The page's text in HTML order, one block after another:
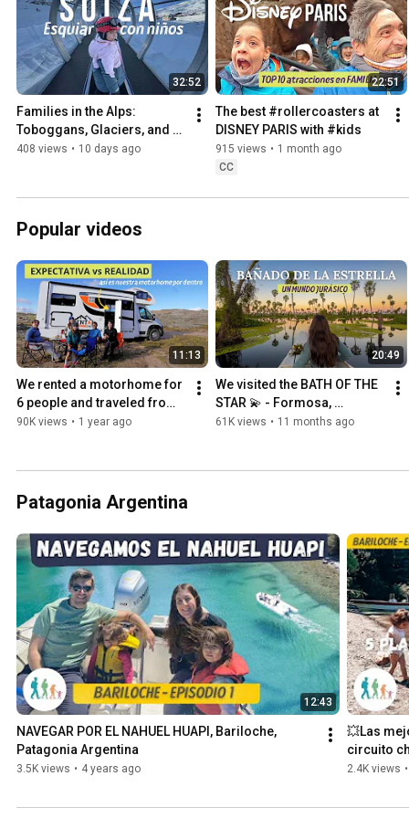
32:52
Families in the Alps:
Toboggans, Glaciers, and
the Scariest Peak Walk
408 views • 10 days ago
22:51
The best #rollercoasters at
DISNEY PARIS with #kids
915 views • 1 month ago
CC
Popular videos
11:13
We rented a motorhome for
6 people and traveled from
Buenos Aires to Córdoba.
90K views • 1 year ago
20:49
We visited the BATH OF THE
STAR 💫 - Formosa,
Argentina
61K views • 11 months ago
Patagonia Argentina
12:43
NAVEGAR POR EL NAHUEL HUAPI, Bariloche,
Patagonia Argentina
3.5K views • 4 years ago
💥Las
circuito
más!
2.4K views •